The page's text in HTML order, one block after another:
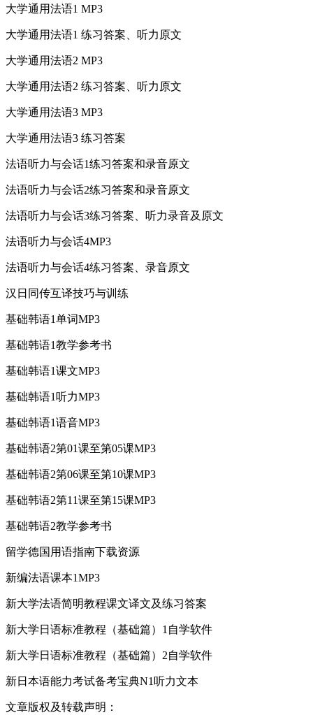
大学通用法语1 MP3
大学通用法语1 练习答案、听力原文
大学通用法语2 MP3
大学通用法语2 练习答案、听力原文
大学通用法语3 MP3
大学通用法语3 练习答案
法语听力与会话1练习答案和录音原文
法语听力与会话2练习答案和录音原文
法语听力与会话3练习答案、听力录音及原文
法语听力与会话4MP3
法语听力与会话4练习答案、录音原文
汉日同传互译技巧与训练
基础韩语1单词MP3
基础韩语1教学参考书
基础韩语1课文MP3
基础韩语1听力MP3
基础韩语1语音MP3
基础韩语2第01课至第05课MP3
基础韩语2第06课至第10课MP3
基础韩语2第11课至第15课MP3
基础韩语2教学参考书
留学德国用语指南下载资源
新编法语课本1MP3
新大学法语简明教程课文译文及练习答案
新大学日语标准教程（基础篇）1自学软件
新大学日语标准教程（基础篇）2自学软件
新日本语能力考试备考宝典N1听力文本
文章版权及转载声明：